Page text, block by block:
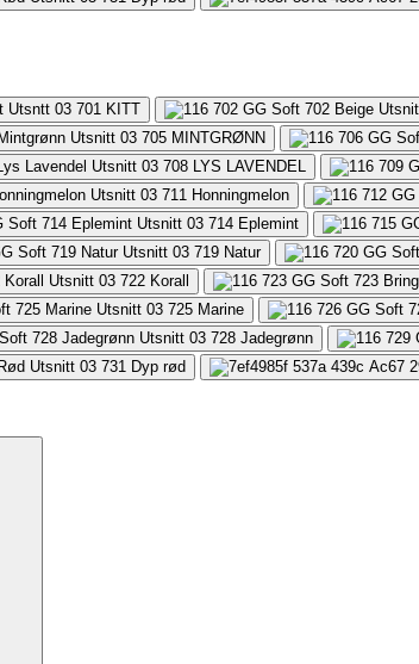
701 KITT
705 MINTGRØNN
708 LYS LAVENDEL
711 Honningmelon
714 Eplemint
719 Natur
722 Korall
725 Marine
728 Jadegrønn
731 Dyp rød